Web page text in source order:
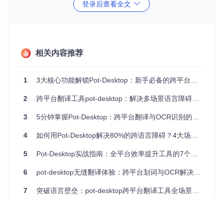
度系统优化。这种跨平台一致性确保用户在不同设备间切换时
创新性地将轻量级任务（如划词翻译）在本地处理，复杂任务
（如专业文档翻译）分流至云端，既保证了响应速度（平均<
0.3秒），又优化了资源占用（内存占用<50MB）。这种混合
场景化应用方案：从学术研究到日常办公
不同用户群体有截然不同的翻译需求，pot-desktop通过灵活
登录后查看全文
相关内容推荐
1 3大核心功能解锁Pot-Desktop：新手必备的跨平台翻译与OCR工具指南
2 跨平台翻译工具pot-desktop：解决多场景语言障碍的高效方案
3 5分钟掌握Pot-Desktop：跨平台翻译与OCR识别的全能解决方案
4 如何用Pot-Desktop解决80%的跨语言障碍？4大场景化应用指南
5 Pot-Desktop实战指南：全平台效率提升工具的7个高效用法
6 pot-desktop无缝翻译体验：跨平台划词与OCR解决方案全攻略
7 突破语言壁垒：pot-desktop跨平台翻译工具全场景应用指南